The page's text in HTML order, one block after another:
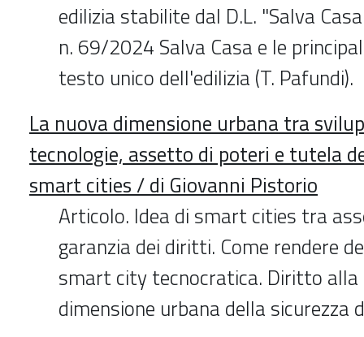
edilizia stabilite dal D.L. "Salva
n. 69/2024 Salva Casa e le
testo unico dell'edilizia (T. Pafundi).
La nuova dimensione urbana tra
tecnologie, assetto di poteri e tutela
smart cities / di Giovanni Pistorio
Articolo. Idea di smart cities tra
garanzia dei diritti. Come rendere
smart city tecnocratica. Diritto
dimensione urbana della sicurezza